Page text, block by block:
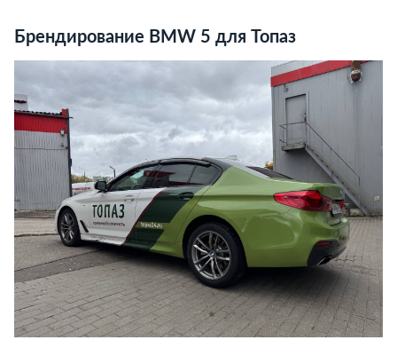
Брендирование BMW 5 для Топаз